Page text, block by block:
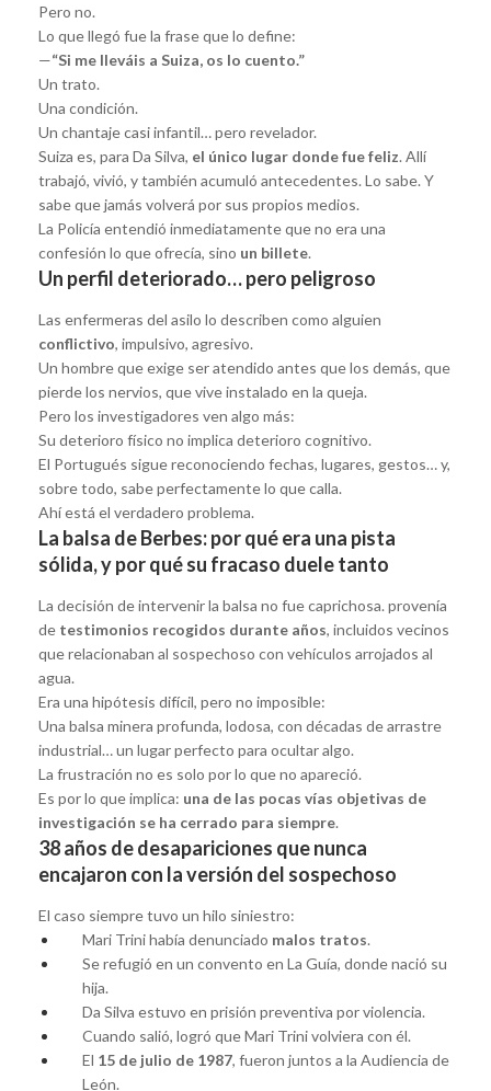
Pero no.
Lo que llegó fue la frase que lo define:
—“Si me lleváis a Suiza, os lo cuento.”
Un trato.
Una condición.
Un chantaje casi infantil… pero revelador.
Suiza es, para Da Silva, el único lugar donde fue feliz. Allí
trabajó, vivió, y también acumuló antecedentes. Lo sabe. Y
sabe que jamás volverá por sus propios medios.
La Policía entendió inmediatamente que no era una
confesión lo que ofrecía, sino un billete.
Un perfil deteriorado… pero peligroso
Las enfermeras del asilo lo describen como alguien
conflictivo, impulsivo, agresivo.
Un hombre que exige ser atendido antes que los demás, que
pierde los nervios, que vive instalado en la queja.
Pero los investigadores ven algo más:
Su deterioro físico no implica deterioro cognitivo.
El Portugués sigue reconociendo fechas, lugares, gestos… y,
sobre todo, sabe perfectamente lo que calla.
Ahí está el verdadero problema.
La balsa de Berbes: por qué era una pista
sólida, y por qué su fracaso duele tanto
La decisión de intervenir la balsa no fue caprichosa. provenía
de testimonios recogidos durante años, incluidos vecinos
que relacionaban al sospechoso con vehículos arrojados al
agua.
Era una hipótesis difícil, pero no imposible:
Una balsa minera profunda, lodosa, con décadas de arrastre
industrial… un lugar perfecto para ocultar algo.
La frustración no es solo por lo que no apareció.
Es por lo que implica: una de las pocas vías objetivas de
investigación se ha cerrado para siempre.
38 años de desapariciones que nunca
encajaron con la versión del sospechoso
El caso siempre tuvo un hilo siniestro:
Mari Trini había denunciado malos tratos.
Se refugió en un convento en La Guía, donde nació su
hija.
Da Silva estuvo en prisión preventiva por violencia.
Cuando salió, logró que Mari Trini volviera con él.
El 15 de julio de 1987, fueron juntos a la Audiencia de
León.